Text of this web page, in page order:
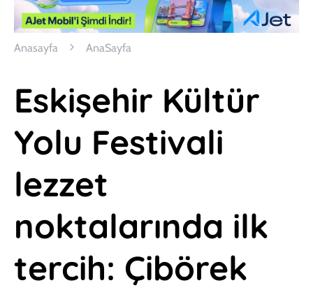
Anasayfa AnaSayfa
Eskişehir Kültür
Yolu Festivali
lezzet
noktalarında ilk
tercih: Çibörek